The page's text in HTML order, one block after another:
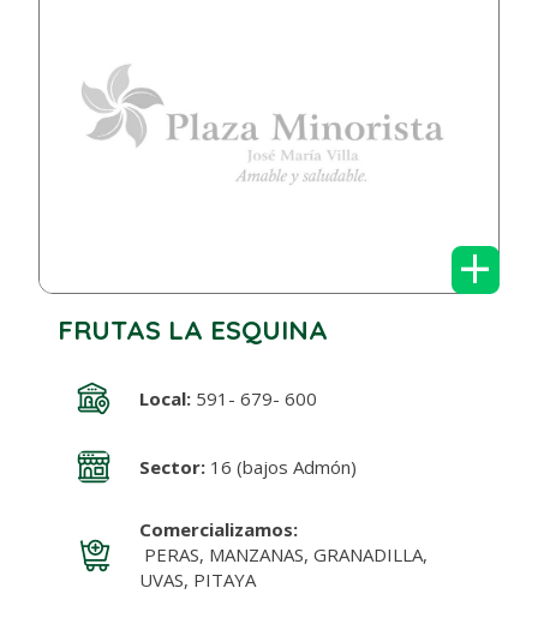
+
FRUTAS LA ESQUINA
Local:591- 679- 600
Sector:16 (bajos Admón)
Comercializamos:
PERAS, MANZANAS, GRANADILLA,
UVAS, PITAYA